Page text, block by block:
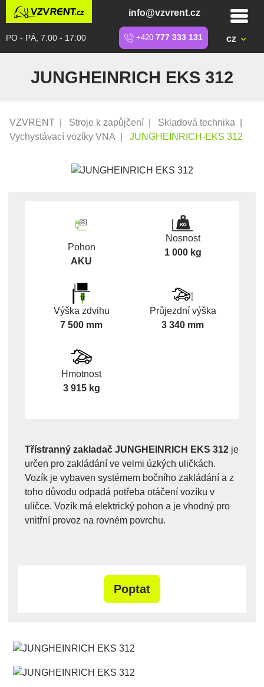
info@vzvrent.cz
PO - PÁ, 7:00 - 17:00 +420 777 333 131 cz
JUNGHEINRICH EKS 312
VZVRENT Stroje k zapůjčení Skladová technika
Vychystávací vozíky VNA
JUNGHEINRICH-EKS 312
Pohon
AKU
Nosnost
1 000 kg
Výška zdvihu
7 500 mm
Průjezdní výška
3 340 mm
Hmotnost
3 915 kg
Třístranný zakladač JUNGHEINRICH EKS 312 je
určen pro zakládání ve velmi úzkých uličkách.
Vozík je vybaven systémem bočního zakládání a z
toho důvodu odpadá potřeba otáčení vozíku v
uličce. Vozík má elektrický pohon a je vhodný pro
vnitřní provoz na rovném povrchu.
Poptat